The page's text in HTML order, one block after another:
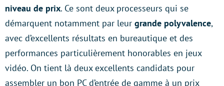
niveau de prix. Ce sont deux processeurs qui se
démarquent notamment par leur grande polyvalence,
avec d’excellents résultats en bureautique et des
performances particulièrement honorables en jeux
vidéo. On tient là deux excellents candidats pour
assembler un bon PC d’entrée de gamme à un prix